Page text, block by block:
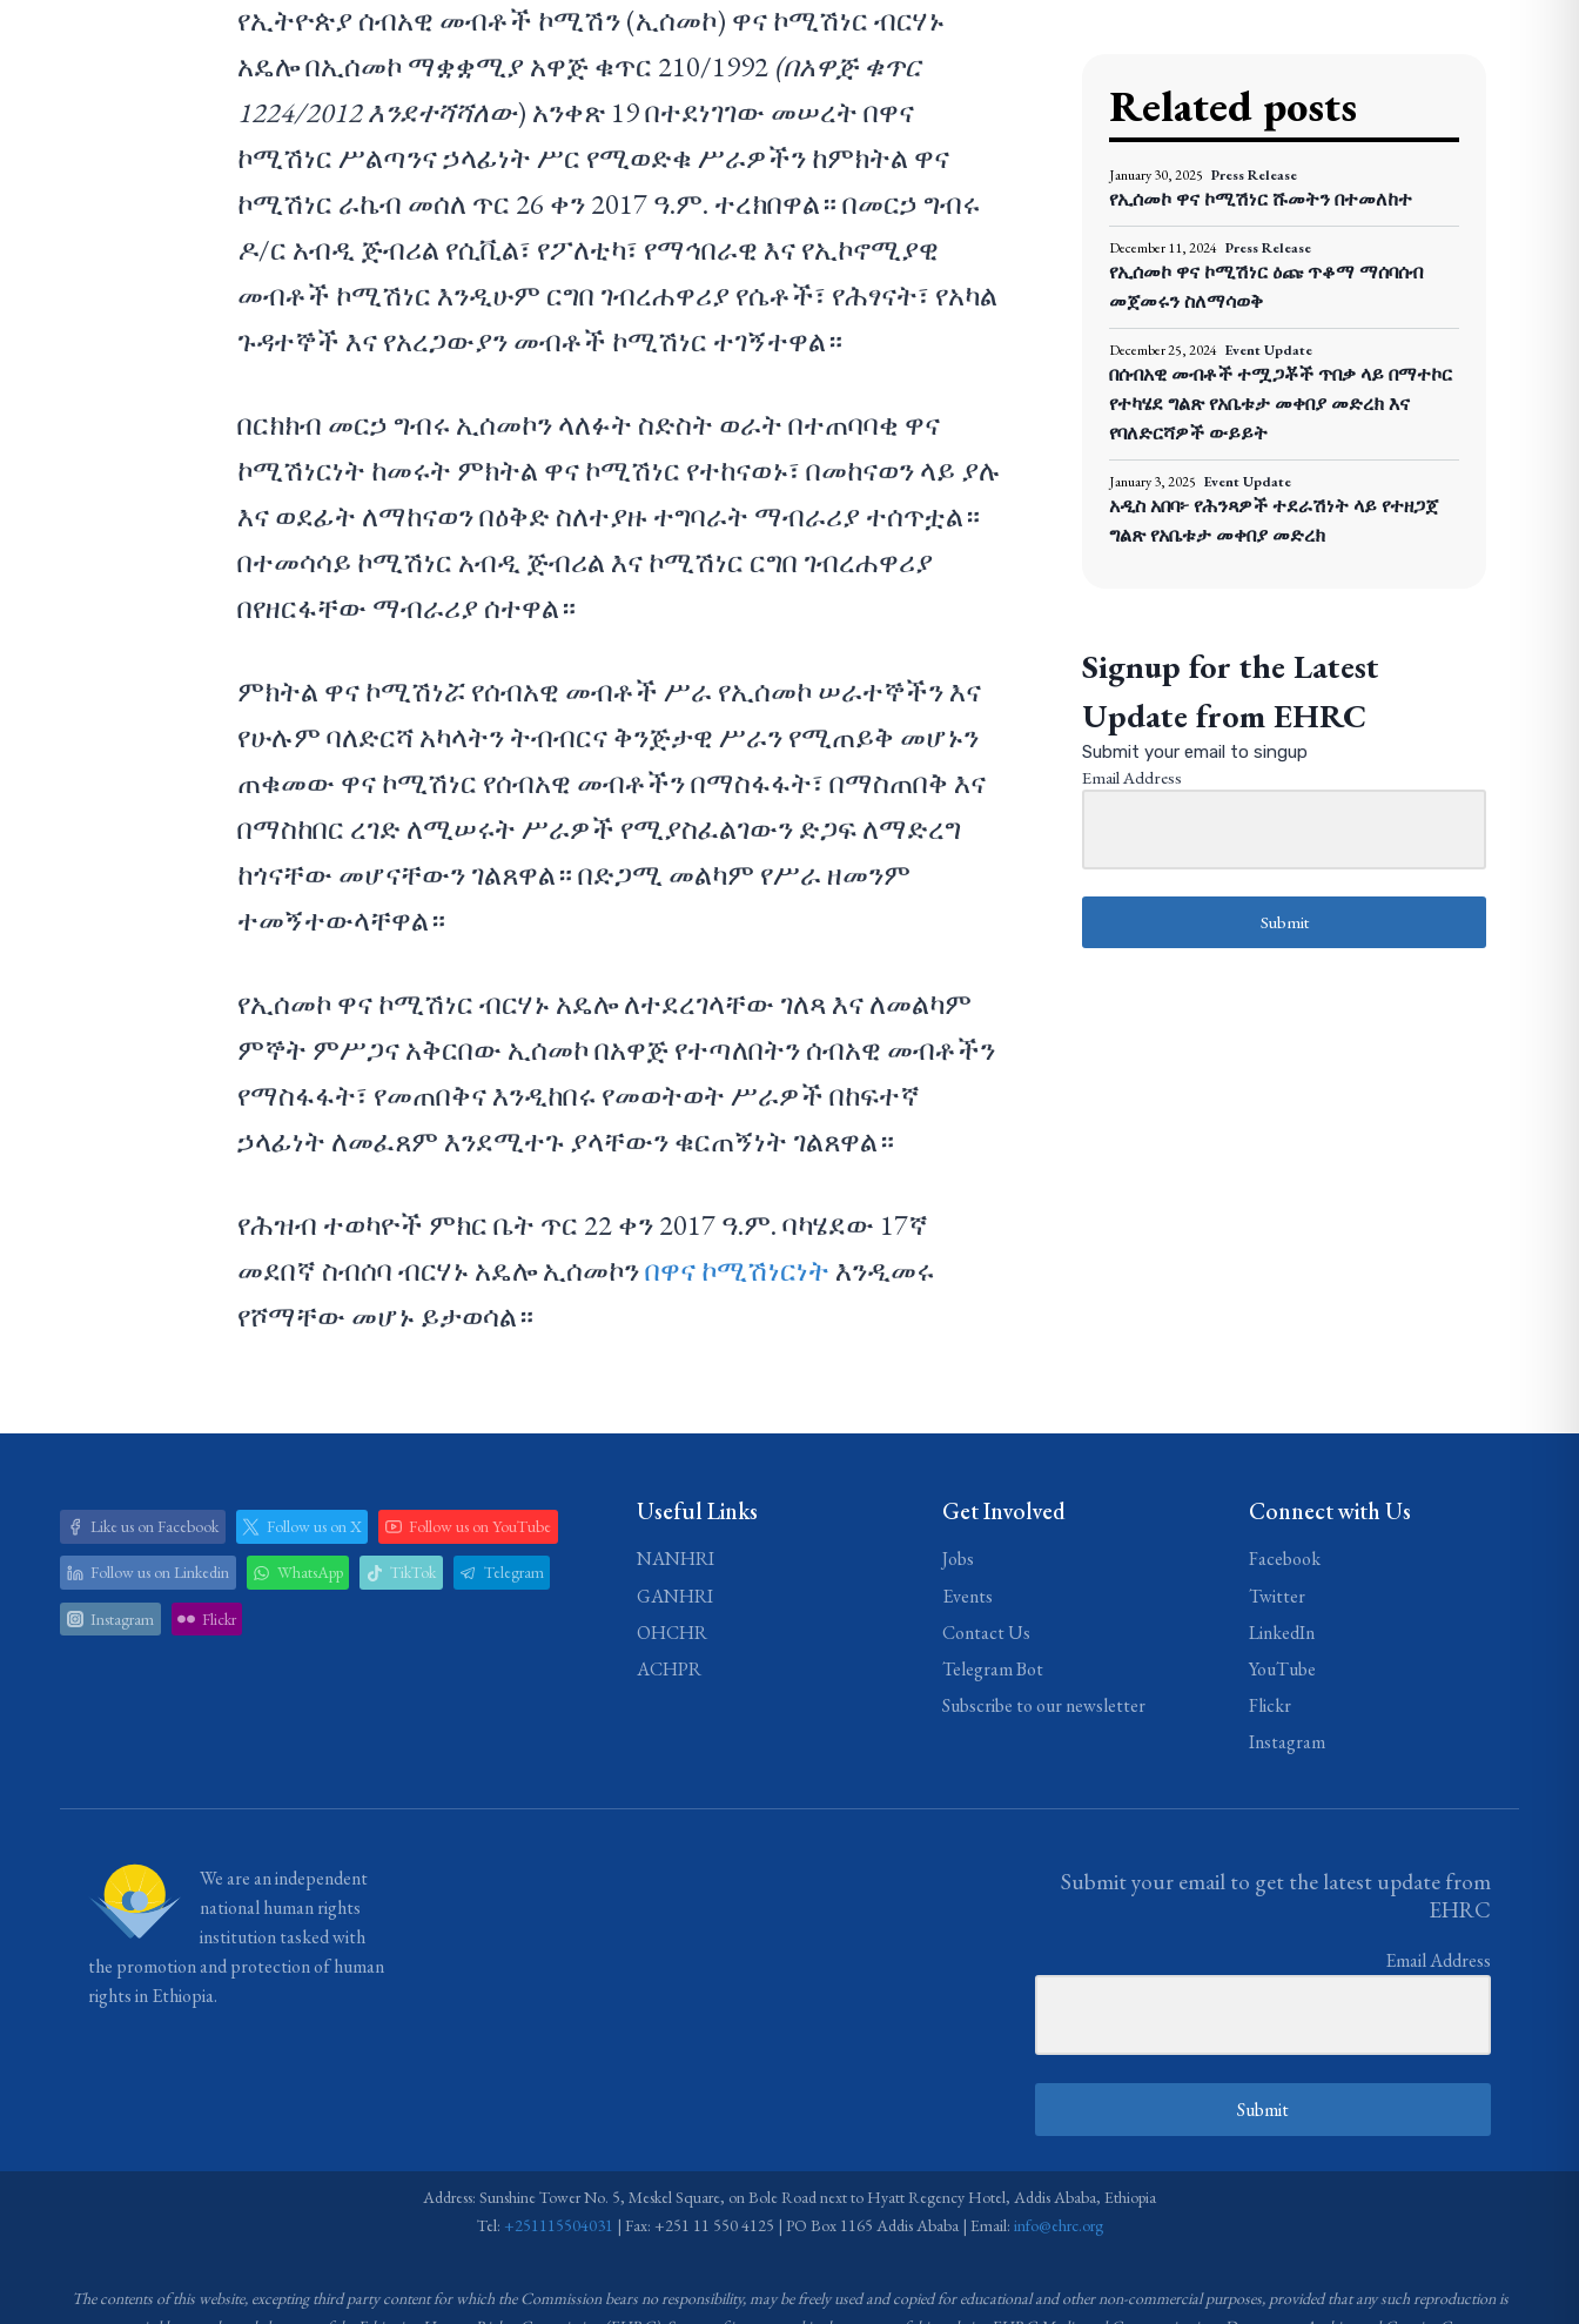
የኢትዮጵያ ሰብአዊ መብቶች ኮሚሽን (ኢሰመኮ) ዋና ኮሚሽነር ብርሃኑ
አዴሎ በኢሰመኮ ማቋቋሚያ አዋጅ ቁጥር 210/1992 (በአዋጅ ቁጥር
1224/2012 እንደተሻሻለው) አንቀጽ 19 በተደነገገው መሠረት በዋና
ኮሚሽነር ሥልጣንና ኃላፊነት ሥር የሚወድቁ ሥራዎችን ከምክትል ዋና
ኮሚሽነር ራኬብ መሰለ ጥር 26 ቀን 2017 ዓ.ም. ተረክበዋል። በመርኃ ግብሩ
ዶ/ር አብዲ ጅብሪል የሲቪል፣ የፖለቲካ፣ የማኅበራዊ እና የኢኮኖሚያዊ
መብቶች ኮሚሽነር እንዲሁም ርግበ ገብረሐዋሪያ የሴቶች፣ የሕፃናት፣ የአካል
ጉዳተኞች እና የአረጋውያን መብቶች ኮሚሽነር ተገኝተዋል።
በርክክብ መርኃ ግብሩ ኢሰመኮን ላለፉት ስድስት ወራት በተጠባባቂ ዋና
ኮሚሽነርነት ከመሩት ምክትል ዋና ኮሚሽነር የተከናወኑ፣ በመከናወን ላይ ያሉ
እና ወደፊት ለማከናወን በዕቅድ ስለተያዙ ተግባራት ማብራሪያ ተሰጥቷል።
በተመሳሳይ ኮሚሽነር አብዲ ጅብሪል እና ኮሚሽነር ርግበ ገብረሐዋሪያ
በየዘርፋቸው ማብራሪያ ሰተዋል።
ምክትል ዋና ኮሚሽነሯ የሰብአዊ መብቶች ሥራ የኢሰመኮ ሠራተኞችን እና
የሁሉም ባለድርሻ አካላትን ትብብርና ቅንጅታዊ ሥራን የሚጠይቅ መሆኑን
ጠቁመው ዋና ኮሚሽነር የሰብአዊ መብቶችን በማስፋፋት፣ በማስጠበቅ እና
በማስከበር ረገድ ለሚሠሩት ሥራዎች የሚያስፈልገውን ድጋፍ ለማድረግ
ከጎናቸው መሆናቸውን ገልጸዋል። በድጋሚ መልካም የሥራ ዘመንም
ተመኝተውላቸዋል።
የኢሰመኮ ዋና ኮሚሽነር ብርሃኑ አዴሎ ለተደረገላቸው ገለጻ እና ለመልካም
ምኞት ምሥጋና አቅርበው ኢሰመኮ በአዋጅ የተጣለበትን ሰብአዊ መብቶችን
የማስፋፋት፣ የመጠበቅና እንዲከበሩ የመወትወት ሥራዎች በከፍተኛ
ኃላፊነት ለመፈጸም እንደሚተጉ ያላቸውን ቁርጠኝነት ገልጸዋል።
የሕዝብ ተወካዮች ምክር ቤት ጥር 22 ቀን 2017 ዓ.ም. ባካሄደው 17ኛ
መደበኛ ስብሰባ ብርሃኑ አዴሎ ኢሰመኮንበዋና ኮሚሽነርነት እንዲመሩ
የሾማቸው መሆኑ ይታወሳል።
Related posts
January 30, 2025 Press Release
የኢሰመኮ ዋና ኮሚሽነር ሹመትን በተመለከተ
December 11, 2024 Press Release
የኢሰመኮ ዋና ኮሚሽነር ዕጩ ጥቆማ ማሰባሰብ
መጀመሩን ስለማሳወቅ
December 25, 2024 Event Update
በሰብአዊ መብቶች ተሟጋቾች ጥበቃ ላይ በማተኮር
የተካሄደ ግልጽ የአቤቱታ መቀበያ መድረክ እና
የባለድርሻዎች ውይይት
January 3, 2025 Event Update
አዲስ አበባ፦ የሕንጻዎች ተደራሽነት ላይ የተዘጋጀ
ግልጽ የአቤቱታ መቀበያ መድረክ
Signup for the Latest
Update from EHRC
Submit your email to singup
Email Address
Submit
Like us on Facebook Follow us on X Follow us on YouTube
Follow us on Linkedin WhatsApp TikTok Telegram
Instagram Flickr
Useful Links
NANHRI
GANHRI
OHCHR
ACHPR
Get Involved
Jobs
Events
Contact Us
Telegram Bot
Subscribe to our newsletter
Connect with Us
Facebook
Twitter
LinkedIn
YouTube
Flickr
Instagram
We are an independent
national human rights
institution tasked with
the promotion and protection of human
rights in Ethiopia.
Submit your email to get the latest update from
EHRC
Email Address
Submit
Address: Sunshine Tower No. 5, Meskel Square, on Bole Road next to Hyatt Regency Hotel, Addis Ababa, Ethiopia
Tel: +251115504031 | Fax: +251 11 550 4125 | PO Box 1165 Addis Ababa | Email: info@ehrc.org
The contents of this website, excepting third party content for which the Commission bears no responsibility,may be freely used and copied for educational and other non-commercial purposes, provided that any such reproduction is